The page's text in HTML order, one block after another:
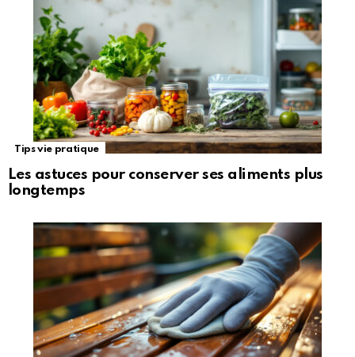
Tips vie pratique
Les astuces pour conserver ses aliments plus
longtemps